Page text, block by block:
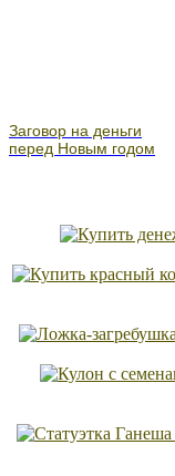
Заговор на деньги
перед Новым годом